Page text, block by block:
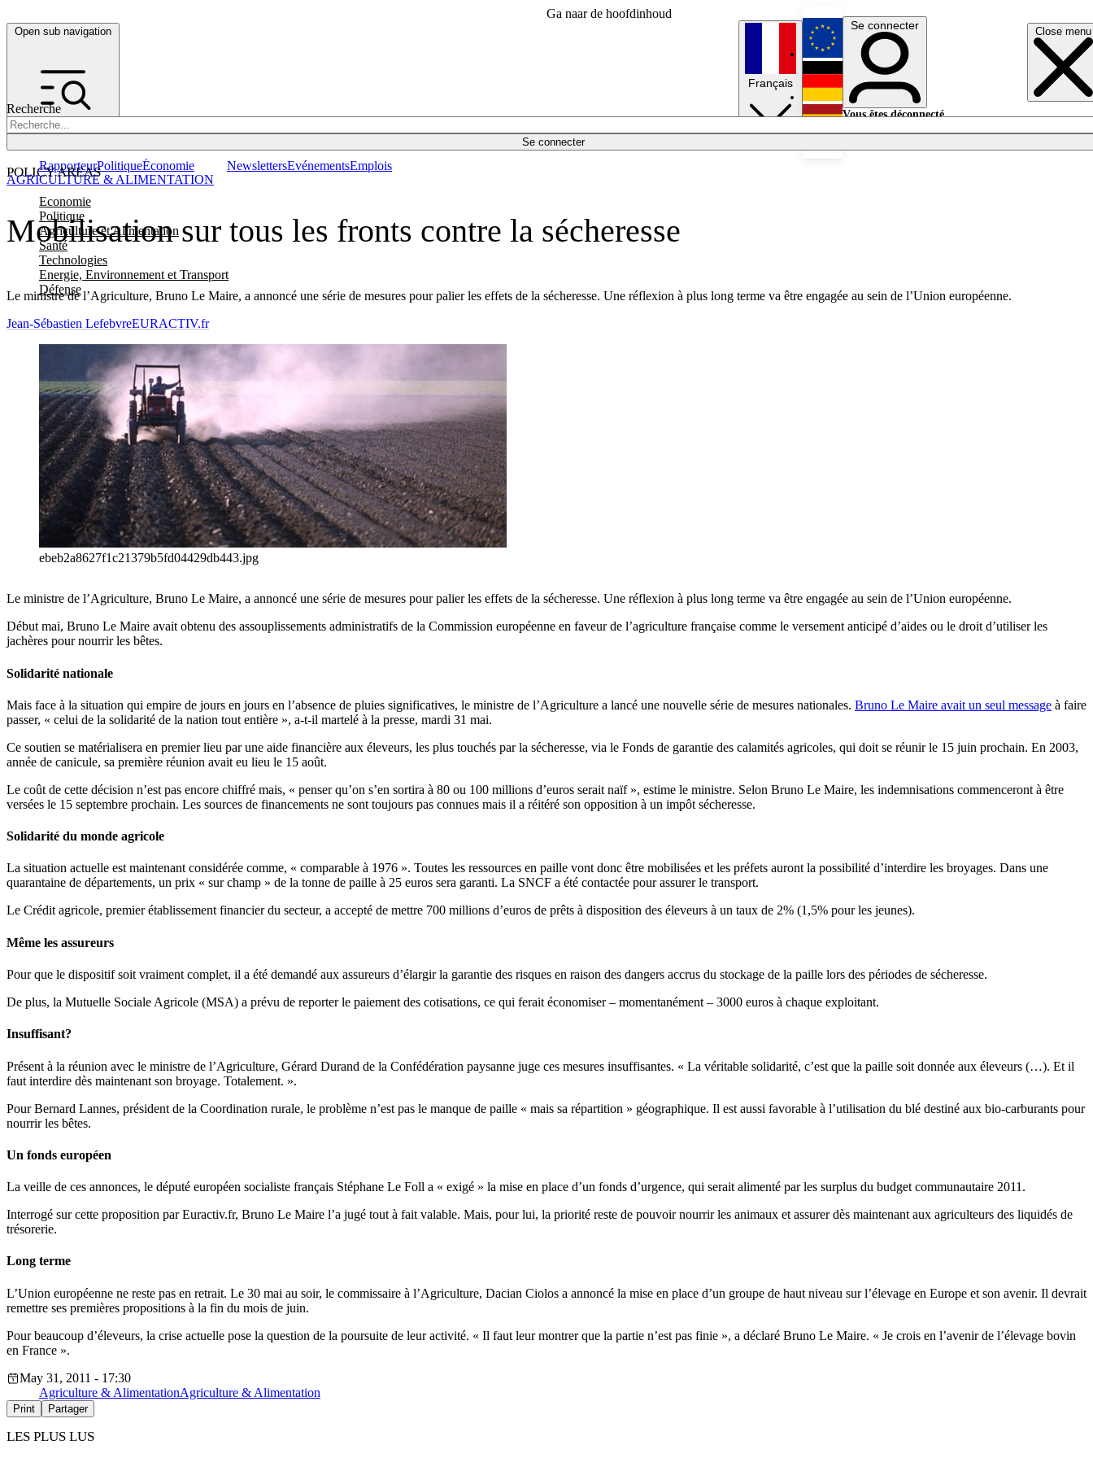
Ga naar de hoofdinhoud
Open sub navigation Close menu
Recherche
Se connecter
POLICY AREAS
Economie
Politique
Agriculture et Alimentation
Santé
Technologies
Energie, Environnement et Transport
Défense
RapporteurPolitiqueÉconomie NewslettersEvénementsEmplois
Français
English
Deutsch
Se connecter
Vous êtes déconnecté.
Mobilisation sur tous les fronts contre la sécheresse
Le ministre de l’Agriculture, Bruno Le Maire, a annoncé une série de mesures pour palier les effets de la sécheresse. Une réflexion à plus long terme va être engagée au sein de l’Union européenne.
AGRICULTURE & ALIMENTATION
Jean-Sébastien LefebvreEURACTIV.fr
ebeb2a8627f1c21379b5fd04429db443.jpg
Le ministre de l’Agriculture, Bruno Le Maire, a annoncé une série de mesures pour palier les effets de la sécheresse. Une réflexion à plus long terme va être engagée au sein de l’Union européenne.
Début mai, Bruno Le Maire avait obtenu des assouplissements administratifs de la Commission européenne en faveur de l’agriculture française comme le versement anticipé d’aides ou le droit d’utiliser les
jachères pour nourrir les bêtes.
Solidarité nationale
Mais face à la situation qui empire de jours en jours en l’absence de pluies significatives, le ministre de l’Agriculture a lancé une nouvelle série de mesures nationales. Bruno Le Maire avait un seul message à faire
passer, « celui de la solidarité de la nation tout entière », a-t-il martelé à la presse, mardi 31 mai.
Ce soutien se matérialisera en premier lieu par une aide financière aux éleveurs, les plus touchés par la sécheresse, via le Fonds de garantie des calamités agricoles, qui doit se réunir le 15 juin prochain. En 2003,
année de canicule, sa première réunion avait eu lieu le 15 août.
Le coût de cette décision n’est pas encore chiffré mais, « penser qu’on s’en sortira à 80 ou 100 millions d’euros serait naïf », estime le ministre. Selon Bruno Le Maire, les indemnisations commenceront à être
versées le 15 septembre prochain. Les sources de financements ne sont toujours pas connues mais il a réitéré son opposition à un impôt sécheresse.
Solidarité du monde agricole
La situation actuelle est maintenant considérée comme, « comparable à 1976 ». Toutes les ressources en paille vont donc être mobilisées et les préfets auront la possibilité d’interdire les broyages. Dans une
quarantaine de départements, un prix « sur champ » de la tonne de paille à 25 euros sera garanti. La SNCF a été contactée pour assurer le transport.
Le Crédit agricole, premier établissement financier du secteur, a accepté de mettre 700 millions d’euros de prêts à disposition des éleveurs à un taux de 2% (1,5% pour les jeunes).
Même les assureurs
Pour que le dispositif soit vraiment complet, il a été demandé aux assureurs d’élargir la garantie des risques en raison des dangers accrus du stockage de la paille lors des périodes de sécheresse.
De plus, la Mutuelle Sociale Agricole (MSA) a prévu de reporter le paiement des cotisations, ce qui ferait économiser – momentanément – 3000 euros à chaque exploitant.
Insuffisant?
Présent à la réunion avec le ministre de l’Agriculture, Gérard Durand de la Confédération paysanne juge ces mesures insuffisantes. « La véritable solidarité, c’est que la paille soit donnée aux éleveurs (…). Et il
faut interdire dès maintenant son broyage. Totalement. ».
Pour Bernard Lannes, président de la Coordination rurale, le problème n’est pas le manque de paille « mais sa répartition » géographique. Il est aussi favorable à l’utilisation du blé destiné aux bio-carburants pour
nourrir les bêtes.
Un fonds européen
La veille de ces annonces, le député européen socialiste français Stéphane Le Foll a « exigé » la mise en place d’un fonds d’urgence, qui serait alimenté par les surplus du budget communautaire 2011.
Interrogé sur cette proposition par Euractiv.fr, Bruno Le Maire l’a jugé tout à fait valable. Mais, pour lui, la priorité reste de pouvoir nourrir les animaux et assurer dès maintenant aux agriculteurs des liquidés de
trésorerie.
Long terme
L’Union européenne ne reste pas en retrait. Le 30 mai au soir, le commissaire à l’Agriculture, Dacian Ciolos a annoncé la mise en place d’un groupe de haut niveau sur l’élevage en Europe et son avenir. Il devrait
remettre ses premières propositions à la fin du mois de juin.
Pour beaucoup d’éleveurs, la crise actuelle pose la question de la poursuite de leur activité. « Il faut leur montrer que la partie n’est pas finie », a déclaré Bruno Le Maire. « Je crois en l’avenir de l’élevage bovin
en France ».
May 31, 2011 - 17:30
Agriculture & AlimentationAgriculture & Alimentation
Print Partager
LES PLUS LUS